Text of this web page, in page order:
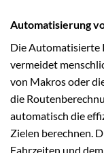
Automatisierung
Die Automatisierte
vermeidet
von Makros oder
die
automatisch die
Zielen berechnen.
Fahrzeiten und